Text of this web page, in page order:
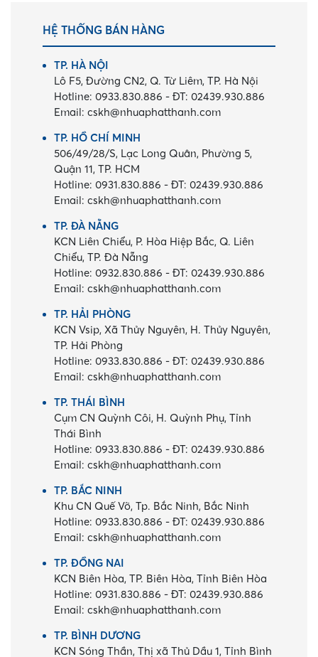
HỆ THỐNG BÁN HÀNG
TP. HÀ NỘI
Lô F5, Đường CN2, Q. Từ Liêm, TP. Hà Nội
Hotline: 0933.830.886 -ĐT: 02439.930.886
Email:cskh@nhuaphatthanh.com
TP. HỒ CHÍ MINH
506/49/28/S, Lạc Long Quân, Phường 5,
Quận 11, TP. HCM
Hotline: 0931.830.886 -ĐT: 02439.930.886
Email:cskh@nhuaphatthanh.com
TP. ĐÀ NẴNG
KCN Liên Chiểu, P. Hòa Hiệp Bắc, Q. Liên
Chiểu, TP. Đà Nẵng
Hotline: 0932.830.886 -ĐT: 02439.930.886
Email:cskh@nhuaphatthanh.com
TP. HẢI PHÒNG
KCN Vsip, Xã Thủy Nguyên, H. Thủy Nguyên,
TP. Hải Phòng
Hotline: 0933.830.886 -ĐT: 02439.930.886
Email:cskh@nhuaphatthanh.com
TP. THÁI BÌNH
Cụm CN Quỳnh Côi, H. Quỳnh Phụ, Tỉnh
Thái Bình
Hotline: 0933.830.886 -ĐT: 02439.930.886
Email:cskh@nhuaphatthanh.com
TP. BẮC NINH
Khu CN Quế Võ, Tp. Bắc Ninh, Bắc Ninh
Hotline: 0933.830.886 -ĐT: 02439.930.886
Email:cskh@nhuaphatthanh.com
TP. ĐỒNG NAI
KCN Biên Hòa, TP. Biên Hòa, Tỉnh Biên Hòa
Hotline: 0931.830.886 -ĐT: 02439.930.886
Email:cskh@nhuaphatthanh.com
TP. BÌNH DƯƠNG
KCN Sóng Thần, Thị xã Thủ Dầu 1, Tỉnh Bình